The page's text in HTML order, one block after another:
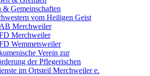
& Gemeinschaften
vom Heiligen Geist
Merchweiler
Merchweiler
Wemmetsweiler
Verein zur
der Pflegerischen
im Ortsteil Merchweiler e.